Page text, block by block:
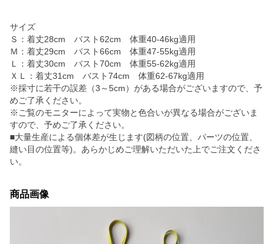
サイズ
Ｓ：着丈28cm バスト62cm 体重40-46kg適用
Ｍ：着丈29cm バスト66cm 体重47-55kg適用
Ｌ：着丈30cm バスト70cm 体重55-62kg適用
ＸＬ：着丈31cm バスト74cm 体重62-67kg適用
※採寸に若干の誤差（3～5cm）がある場合がございますので、予
めご了承ください。
※ご覧のモニターによって実物と色合いが異なる場合がございま
すので、予めご了承ください。
■大量生産による個体差が生じます(図柄の位置、パーツの位置、
縫い目の位置等)。あらかじめご理解いただいた上でご注文くださ
い。
商品画像